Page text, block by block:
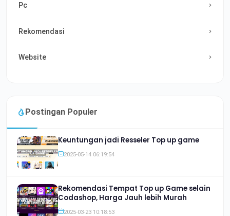
Pc
Rekomendasi
Website
Postingan Populer
Keuntungan jadi Resseler Top up game
2025-05-14 06:19:54
Rekomendasi Tempat Top up Game selain
Codashop, Harga Jauh lebih Murah
2025-03-23 10:18:53